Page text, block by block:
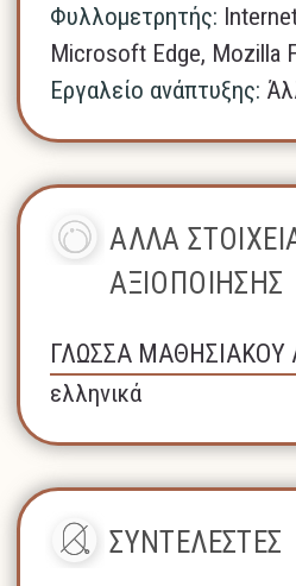
Φυλλομετρητής:
Microsoft Edge, Mozilla
Εργαλείο ανάπτυξης:
ΑΛΛΑ
ΑΞΙΟΠΟΙΗΣΗΣ
ΓΛΩΣΣΑ ΜΑΘΗΣΙΑΚΟΥ
ελληνικά
ΣΥΝΤΕΛΕΣΤΕΣ